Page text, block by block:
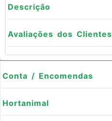
Descrição
Avaliações dos Clientes
Conta / Encomendas
Hortanimal